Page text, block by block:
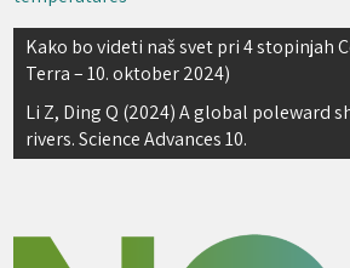
Navigacija
prispevka
Kako bo videti naš svet pri 4 stopinjah
Terra – 10. oktober 2024)
Li Z, Ding Q (2024) A global poleward
rivers. Science Advances 10.